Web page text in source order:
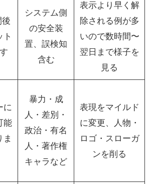
後
ト
システム側
の安全装
置、誤検知
含む
表示より早く解
除される例が多
いので数時間〜
翌日まで様子を
見る
に
能
ま
暴力・成
人・差別・
政治・有名
人・著作権
キャラなど
表現をマイルド
に変更、人物・
ロゴ・スローガ
ンを削る